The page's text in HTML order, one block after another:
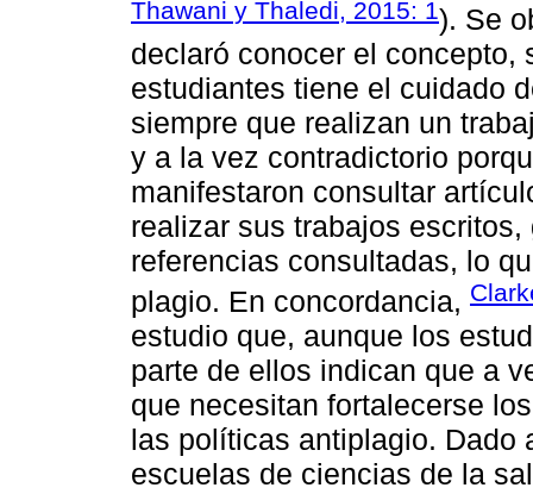
Thawani y Thaledi, 2015: 1). Se
declaró conocer el concepto,
estudiantes tiene el cuidado
siempre que realizan un
y a la vez contradictorio
manifestaron consultar
realizar sus trabajos
referencias consultadas, lo
plagio. En concordancia,
estudio que, aunque los
parte de ellos indican que a
que necesitan fortalecerse
las políticas antiplagio. Dado
escuelas de ciencias de la